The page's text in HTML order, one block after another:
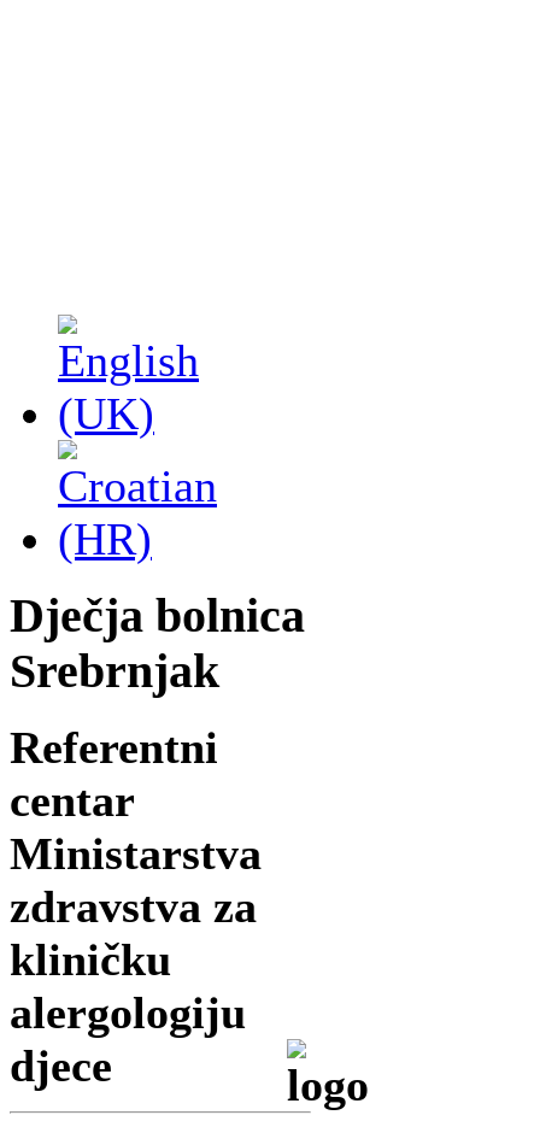
Dječja bolnica
Srebrnjak
Referentni
centar
Ministarstva
zdravstva za
kliničku
alergologiju
djece